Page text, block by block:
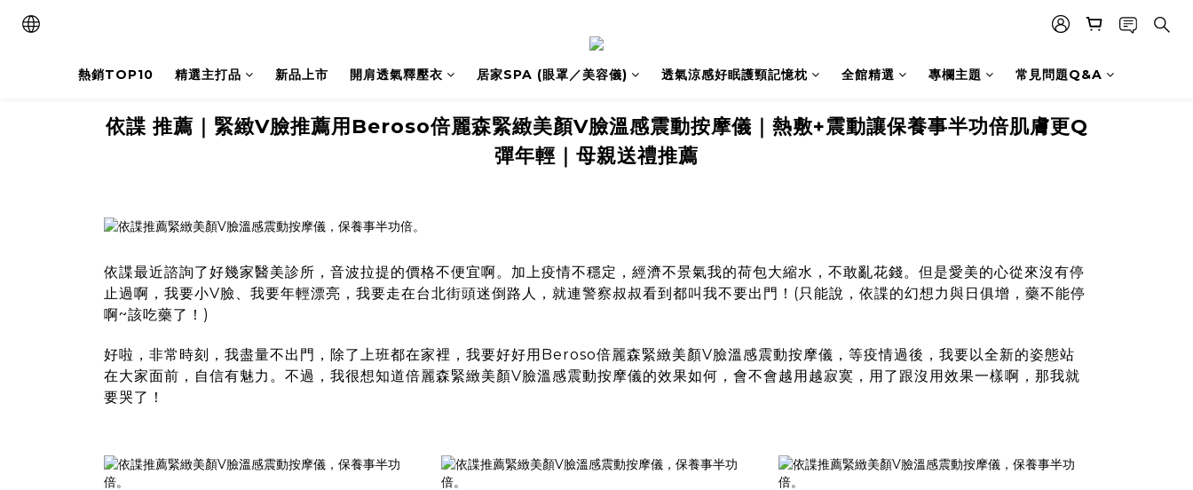
熱銷TOP10 精選主打品 新品上市 開肩透氣釋壓衣 居家SPA (眼罩／美容儀) 透氣涼感好眠護頸記憶枕 全館精選 專欄主題 常見問題Q&A
依諜 推薦｜緊緻V臉推薦用Beroso倍麗森緊緻美顏V臉溫感震動按摩儀｜熱敷+震動讓保養事半功倍肌膚更Q
彈年輕｜母親送禮推薦
依諜最近諮詢了好幾家醫美診所，音波拉提的價格不便宜啊。加上疫情不穩定，經濟不景氣我的荷包大縮水，不敢亂花錢。但是愛美的心從來沒有停
止過啊，我要小V臉、我要年輕漂亮，我要走在台北街頭迷倒路人，就連警察叔叔看到都叫我不要出門！(只能說，依諜的幻想力與日俱增，藥不能停
啊~該吃藥了！)
好啦，非常時刻，我盡量不出門，除了上班都在家裡，我要好好用Beroso倍麗森緊緻美顏V臉溫感震動按摩儀 ，等疫情過後，我要以全新的姿態站
在大家面前，自信有魅力。不過，我很想知道倍麗森緊緻美顏V臉溫感震動按摩儀的效果如何，會不會越用越寂寞，用了跟沒用效果一樣啊，那我就
要哭了！